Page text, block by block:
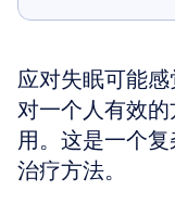
应对失眠可能
对一个人有效
用。这是一个
治疗方法。